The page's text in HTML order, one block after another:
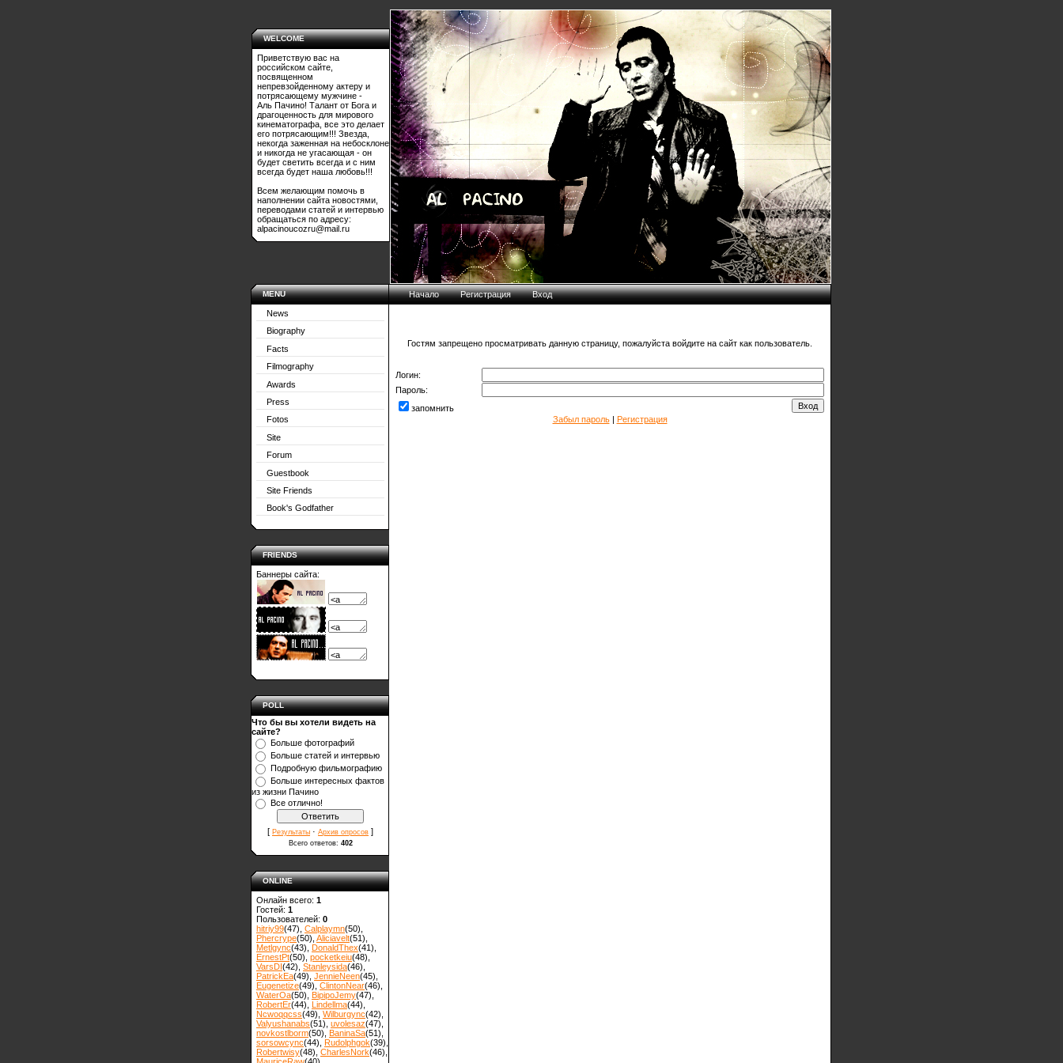
WELCOME
Приветствую вас на
российском сайте,
посвященном
непревзойденному актеру и
потрясающему мужчине -
Аль Пачино! Талант от Бога и
драгоценность для мирового
кинематографа, все это делает
его потрясающим!!! Звезда,
некогда заженная на небосклоне
и никогда не угасающая - он
будет светить всегда и с ним
всегда будет наша любовь!!!
Всем желающим помочь в
наполнении сайта новостями,
переводами статей и интервью
обращаться по адресу:
alpacinoucozru@mail.ru
MENU
News
Biography
Facts
Filmography
Awards
Press
Fotos
Site
Forum
Guestbook
Site Friends
Book's Godfather
FRIENDS
Баннеры сайта:
POLL
Что бы вы хотели видеть на
сайте?
Больше фотографий
Больше статей и интервью
Подробную фильмографию
Больше интересных фактов
из жизни Пачино
Все отлично!
[ Результаты · Архив опросов ]
Всего ответов: 402
ONLINE
Онлайн всего: 1
Гостей: 1
Пользователей: 0
hitriy99(47) Calplaymn(50)
Phercrype(50) Aliciavelt(51)
Metlgync(43) DonaldThex(41)
ErnestPt(50) pocketkeiu(48)
VarsDI(42) Stanleysida(46)
PatrickEa(49) JennieNeen(45)
Eugenetize(49) ClintonNear(46)
WaterOa(50) BipipoJemy(47)
RobertEr(44) Lindellma(44)
Ncwoqqcss(49) Wilburgync(42)
Valyushanabs(51) uvolesaz(47)
novkostlborm(50) ВaninaSa(51)
sorsowcync(44) Rudolphgok(39)
Robertwisy(48) CharlesNork(46)
Начало Регистрация Вход
Гостям запрещено просматривать данную страницу, пожалуйста войдите на сайт как пользователь.
Логин:
Пароль:
запомнить
Забыл пароль| Регистрация